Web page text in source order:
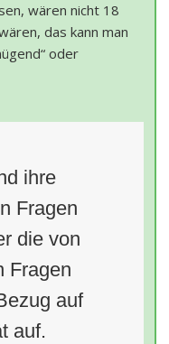
wären nicht 18
das kann man
oder
ihre
Fragen
die von
Fragen
auf
auf.